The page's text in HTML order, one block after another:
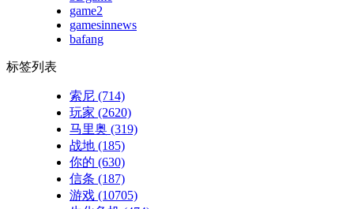
game2
gamesinnews
bafang
标签列表
索尼 (714)
玩家 (2620)
马里奥 (319)
战地 (185)
你的 (630)
信条 (187)
游戏 (10705)